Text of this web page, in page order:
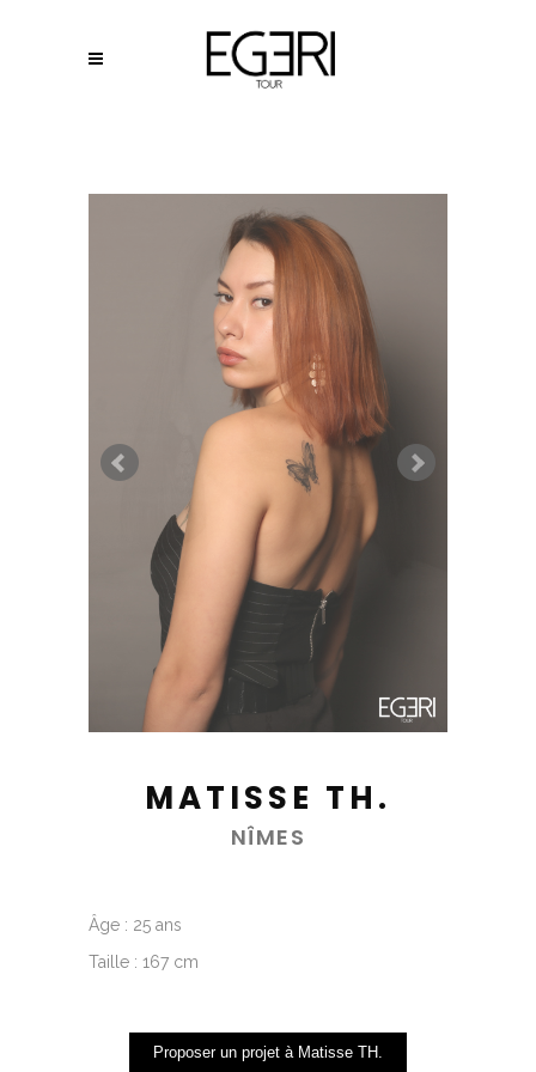
MATISSE TH.
NÎMES
Âge : 25 ans
Taille : 167 cm
Proposer un projet à Matisse TH.